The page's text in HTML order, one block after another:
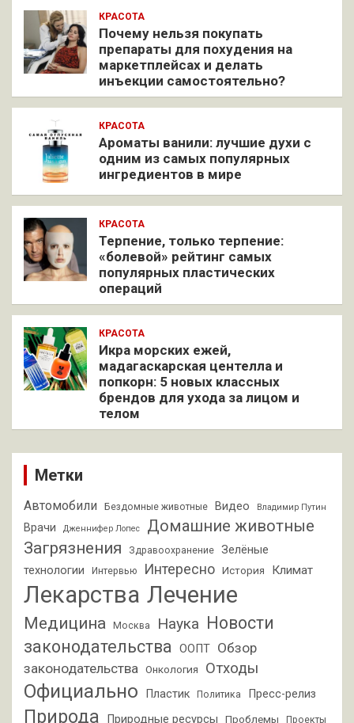
КРАСОТА
Почему нельзя покупать
препараты для похудения на
маркетплейсах и делать
инъекции самостоятельно?
КРАСОТА
Ароматы ванили: лучшие духи с
одним из самых популярных
ингредиентов в мире
КРАСОТА
Терпение, только терпение:
«болевой» рейтинг самых
популярных пластических
операций
КРАСОТА
Икра морских ежей,
мадагаскарская центелла и
попкорн: 5 новых классных
брендов для ухода за лицом и
телом
Метки
Автомобили Бездомные животные Видео Владимир Путин
Врачи Дженнифер Лопес
Домашние животные
Загрязнения
Здравоохранение
Зелёные
технологии
Интервью Интересно История Климат
Лекарства Лечение
Медицина Москва Наука Новости
законодательства ООПТ Обзор
законодательства Онкология Отходы
Официально Пластик Политика Пресс-релиз
Природа Природные ресурсы Проблемы Проекты